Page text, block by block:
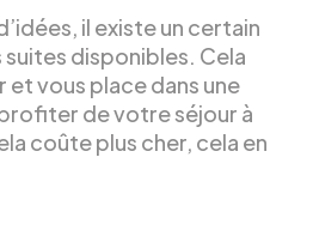
il existe un certain
disponibles. Cela
vous place dans une
de votre séjour à
coûte plus cher, cela en